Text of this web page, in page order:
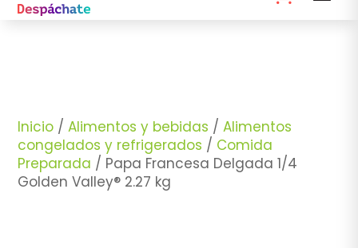
Inicio /Alimentos y bebidas /Alimentos
congelados y refrigerados / Comida
Preparada / Papa Francesa Delgada 1/4
Golden Valley® 2.27 kg